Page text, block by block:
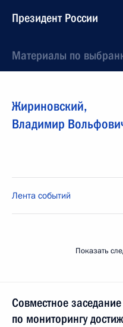
Президент России
Материалы по
Жириновский,
Владимир
Лента событий
Показать
Совместное
по мониторингу